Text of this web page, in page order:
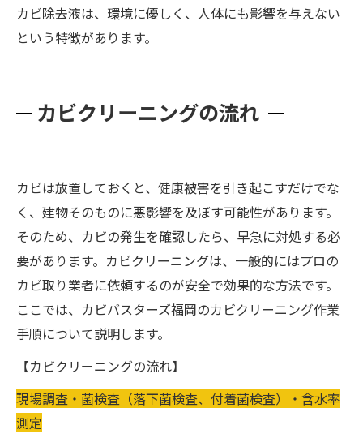
カビ除去液は、環境に優しく、人体にも影響を与えない
という特徴があります。
カビクリーニングの流れ
カビは放置しておくと、健康被害を引き起こすだけでな
く、建物そのものに悪影響を及ぼす可能性があります。
そのため、カビの発生を確認したら、早急に対処する必
要があります。カビクリーニングは、一般的にはプロの
カビ取り業者に依頼するのが安全で効果的な方法です。
ここでは、カビバスターズ福岡のカビクリーニング作業
手順について説明します。
【カビクリーニングの流れ】
現場調査・菌検査（落下菌検査、付着菌検査）・含水率
測定